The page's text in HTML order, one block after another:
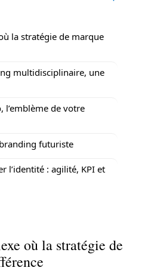
la stratégie de marque
multidisciplinaire, une
l’emblème de votre
futuriste
l’identité : agilité, KPI et
où la stratégie de